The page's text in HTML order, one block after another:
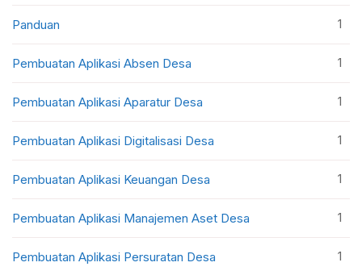
Panduan 1
Pembuatan Aplikasi Absen Desa 1
Pembuatan Aplikasi Aparatur Desa 1
Pembuatan Aplikasi Digitalisasi Desa 1
Pembuatan Aplikasi Keuangan Desa 1
Pembuatan Aplikasi Manajemen Aset Desa 1
Pembuatan Aplikasi Persuratan Desa 1